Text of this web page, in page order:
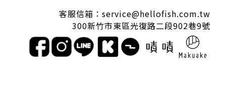
客服信箱：service@hellofish.com.tw
300新竹市東區光復路二段902巷9號